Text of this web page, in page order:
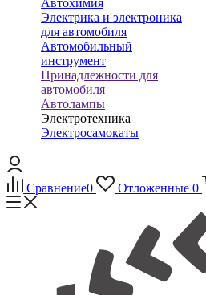
Электрика и электроника
для автомобиля
Автомобильный
инструмент
Принадлежности для
автомобиля
Автолампы
Электротехника
Электросамокаты
Сравнение0 Отложенные 0